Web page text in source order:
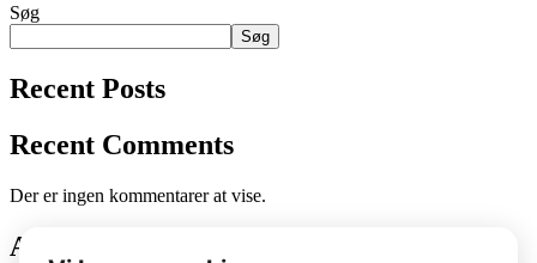
Søg
Søg
Recent Posts
Recent Comments
Der er ingen kommentarer at vise.
Archives